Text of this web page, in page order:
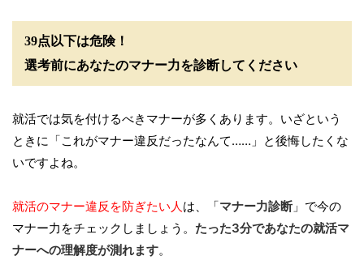
39点以下は危険！
選考前にあなたのマナー力を診断してください
就活では気を付けるべきマナーが多くあります。いざという
ときに「これがマナー違反だったなんて……」と後悔したくな
いですよね。
就活のマナー違反を防ぎたい人 は、「マナー力診断」で今の
マナー力をチェックしましょう。 たった3分であなたの就活マ
ナーへの理解度が測れます。